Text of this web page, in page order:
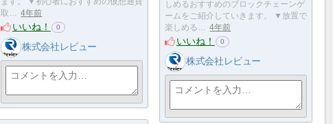
取…
4年前
いいね！ 0
株式会社レビュー
しめるおすすめのブロックチェーンゲ
ームをご紹介していきます。 ▼放置で
楽しめる…
4年前
いいね！ 0
株式会社レビュー